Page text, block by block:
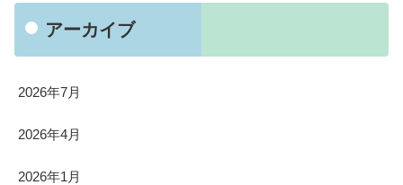
アーカイブ
2026年7月
2026年4月
2026年1月